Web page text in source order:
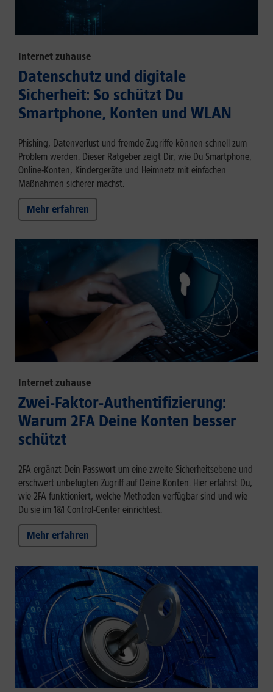
Internet zuhause
Datenschutz und digitale
Sicherheit: So schützt Du
Smartphone, Konten und WLAN
Phishing, Datenverlust und fremde Zugriffe können schnell zum
Problem werden. Dieser Ratgeber zeigt Dir, wie Du Smartphone,
Online-Konten, Kindergeräte und Heimnetz mit einfachen
Maßnahmen sicherer machst.
Mehr erfahren
Internet zuhause
Zwei-Faktor-Authentifizierung:
Warum 2FA Deine Konten besser
schützt
2FA ergänzt Dein Passwort um eine zweite Sicherheitsebene und
erschwert unbefugten Zugriff auf Deine Konten. Hier erfährst Du,
wie 2FA funktioniert, welche Methoden verfügbar sind und wie
Du sie im 1&1 Control-Center einrichtest.
Mehr erfahren